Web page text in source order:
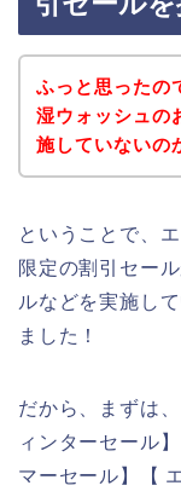
ふっと思ったの
湿ウォッシュの
施していないの
ということで、
限定の割引セー
ルなどを実施し
ました！
だから、まずは
ィンターセール
マーセール】【